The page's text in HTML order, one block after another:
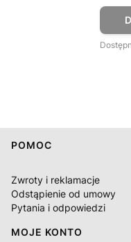
Linki w stopce
POMOC
Zwroty i reklamacje
Odstąpienie od umowy
Pytania i odpowiedzi
MOJE KONTO